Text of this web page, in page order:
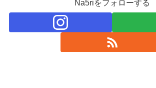
Na5riをフォローする